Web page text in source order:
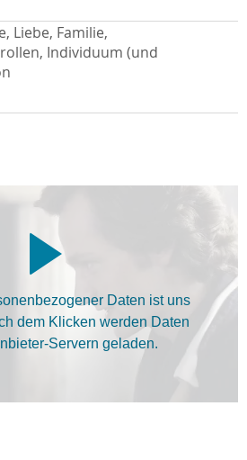
Liebe, Familie,
Individuum (und
Daten ist uns
dem Klicken werden Daten
Servern geladen.